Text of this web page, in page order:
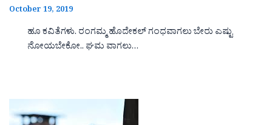
October 19, 2019
ಹೂ ಕವಿತೆಗಳು. ರಂಗಮ್ಮ ಹೊದೇಕಲ್ ಗಂಧವಾಗಲು ಬೇರು ಎಷ್ಟು
ನೋಯಬೇಕೋ.. ಘಮ ವಾಗಲು…